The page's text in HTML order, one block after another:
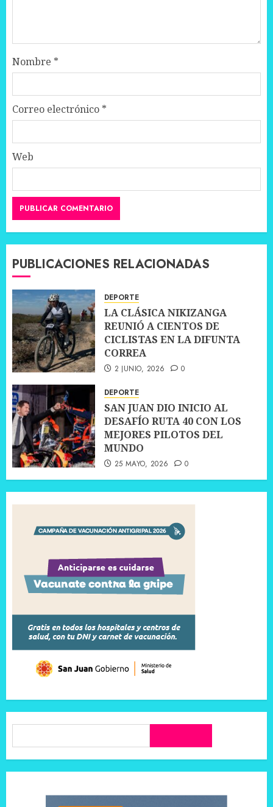
Nombre *
Correo electrónico *
Web
PUBLICACIONES RELACIONADAS
DEPORTE
LA CLÁSICA NIKIZANGA
REUNIÓ A CIENTOS DE
CICLISTAS EN LA DIFUNTA
CORREA
2 JUNIO, 2026 0
DEPORTE
SAN JUAN DIO INICIO AL
DESAFÍO RUTA 40 CON LOS
MEJORES PILOTOS DEL
MUNDO
25 MAYO, 2026 0